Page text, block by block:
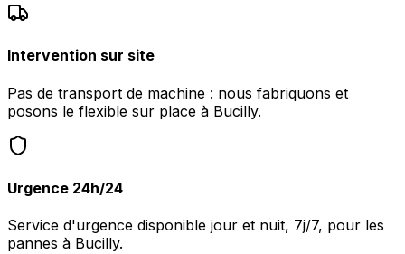
Intervention sur site
Pas de transport de machine : nous fabriquons et
posons le flexible sur place à Bucilly.
Urgence 24h/24
Service d'urgence disponible jour et nuit, 7j/7, pour les
pannes à Bucilly.